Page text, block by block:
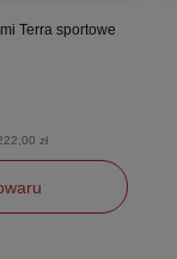
Terra sportowe
zł